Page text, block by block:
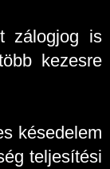
zálogjog is
kezesre
késedelem
teljesítési